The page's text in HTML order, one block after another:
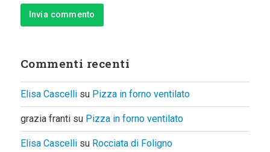
Commenti recenti
Elisa Cascellisu Pizza in forno ventilato
grazia frantisu Pizza in forno ventilato
Elisa Cascellisu Rocciata di Foligno